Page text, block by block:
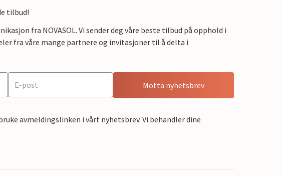
tilbud!
fra NOVASOL. Vi sender deg våre beste tilbud på opphold i
fra våre mange partnere og invitasjoner til å delta i
Motta nyhetsbrev
avmeldingslinken i vårt nyhetsbrev. Vi behandler dine